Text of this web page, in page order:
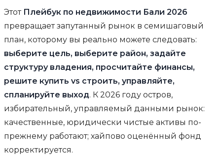
Этот Плейбук по недвижимости Бали 2026
превращает запутанный рынок в семишаговый
план, которому вы реально можете следовать:
выберите цель, выберите район, задайте
структуру владения, просчитайте финансы,
решите купить vs строить, управляйте,
спланируйте выход. К 2026 году остров,
избирательный, управляемый данными рынок:
качественные, юридически чистые активы по-
прежнему работают; хайпово оценённый фонд
корректируется.